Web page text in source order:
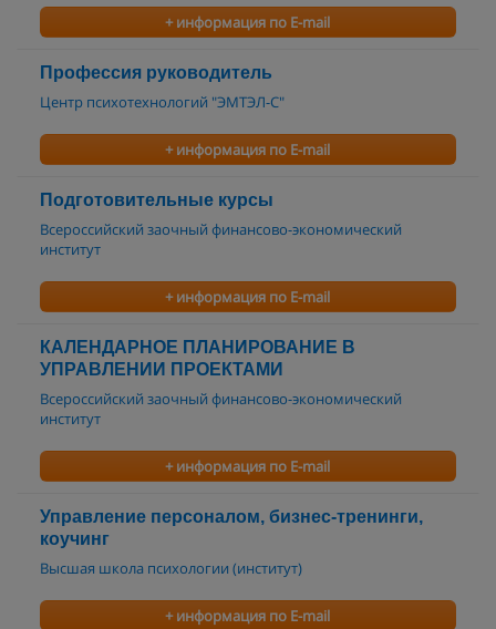
+ информация по E-mail
Профессия руководитель
Центр психотехнологий "ЭМТЭЛ-С"
+ информация по E-mail
Подготовительные курсы
Всероссийский заочный финансово-экономический
институт
+ информация по E-mail
КАЛЕНДАРНОЕ ПЛАНИРОВАНИЕ В
УПРАВЛЕНИИ ПРОЕКТАМИ
Всероссийский заочный финансово-экономический
институт
+ информация по E-mail
Управление персоналом, бизнес-тренинги,
коучинг
Высшая школа психологии (институт)
+ информация по E-mail